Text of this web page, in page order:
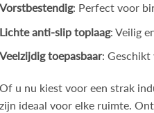
Vorstbestendig: Perfect voor
Lichte anti-slip toplaag: Veilig
Veelzijdig toepasbaar:
Of u nu kiest voor een strak
zijn ideaal voor elke ruimte.